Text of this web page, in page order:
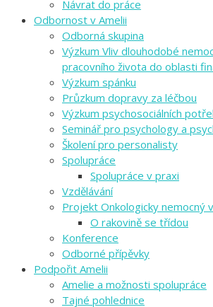
Návrat do práce
Odbornost v Amelii
Odborná skupina
Výzkum Vliv dlouhodobé
pracovního života do oblasti
Výzkum spánku
Průzkum dopravy za léčbou
Výzkum psychosociálních
Seminář pro psychology a
Školení pro personalisty
Spolupráce
Spolupráce v praxi
Vzdělávání
Projekt Onkologicky nemocný
O rakovině se třídou
Konference
Odborné přípěvky
Podpořit Amelii
Amelie a možnosti spolupráce
Tajné pohlednice